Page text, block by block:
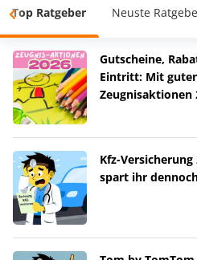
Top Ratgeber Neuste
Gutscheine,
Eintritt: Mit
Zeugnisaktionen
Kfz-Versicherung
spart ihr